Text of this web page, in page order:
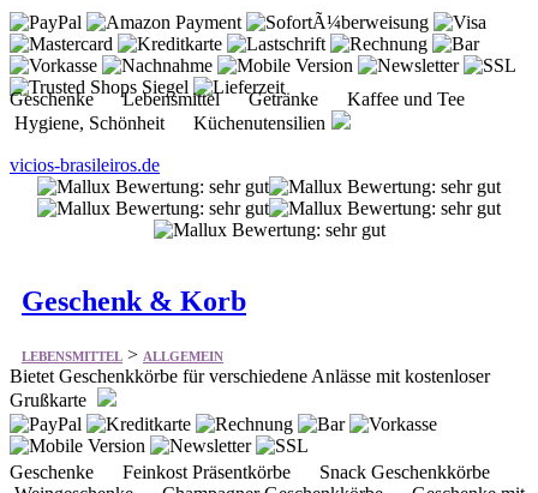
Geschenke Lebensmittel Getränke Kaffee und Tee
Hygiene, Schönheit Küchenutensilien
vicios-brasileiros.de
Geschenk & Korb
LEBENSMITTEL>ALLGEMEIN
Bietet Geschenkkörbe für verschiedene Anlässe mit kostenloser
Grußkarte
Geschenke Feinkost Präsentkörbe Snack Geschenkkörbe